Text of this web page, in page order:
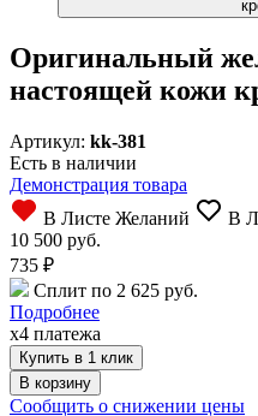
Оригинальный
настоящей кожи
Артикул: kk-381
Есть в наличии
Демонстрация товара
В Листе Желаний
В
10 500 руб.
735 ₽
Сплит по 2 625 руб.
Подробнее
x4 платежа
Купить в 1 клик
Сообщить о снижении цены